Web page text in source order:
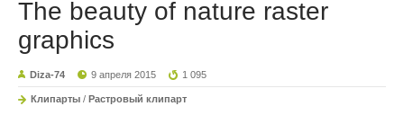
The beauty of nature raster
graphics
Diza-74 9 апреля 2015 1 095
Клипарты / Растровый клипарт